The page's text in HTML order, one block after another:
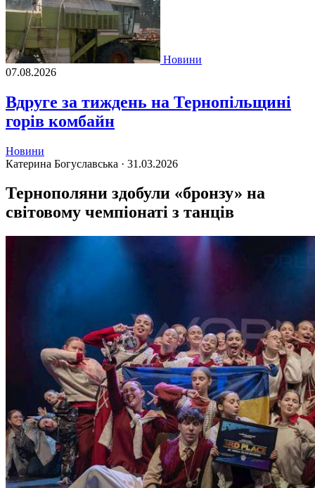
Новини
07.08.2026
Вдруге за тиждень на Тернопільщині
горів комбайн
Новини
Катерина Богуславська · 31.03.2026
Тернополяни здобули «бронзу» на
світовому чемпіонаті з танців